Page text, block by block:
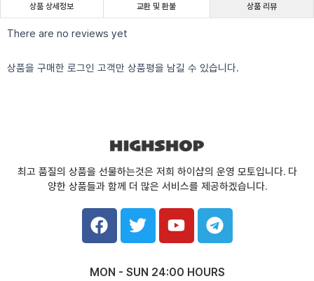
상품 상세정보 교환 및 환불 상품 리뷰
There are no reviews yet
상품을 구매한 로그인 고객만 상품평을 남길 수 있습니다.
최고 품질의 상품을 선물하는것은 저희 하이샵의 운영 모토입니다. 다
양한 상품들과 함께 더 많은 서비스를 제공하겠습니다.
F
a
c
T
w
i
Y
o
u
T
e
l
MON - SUN 24:00 HOURS